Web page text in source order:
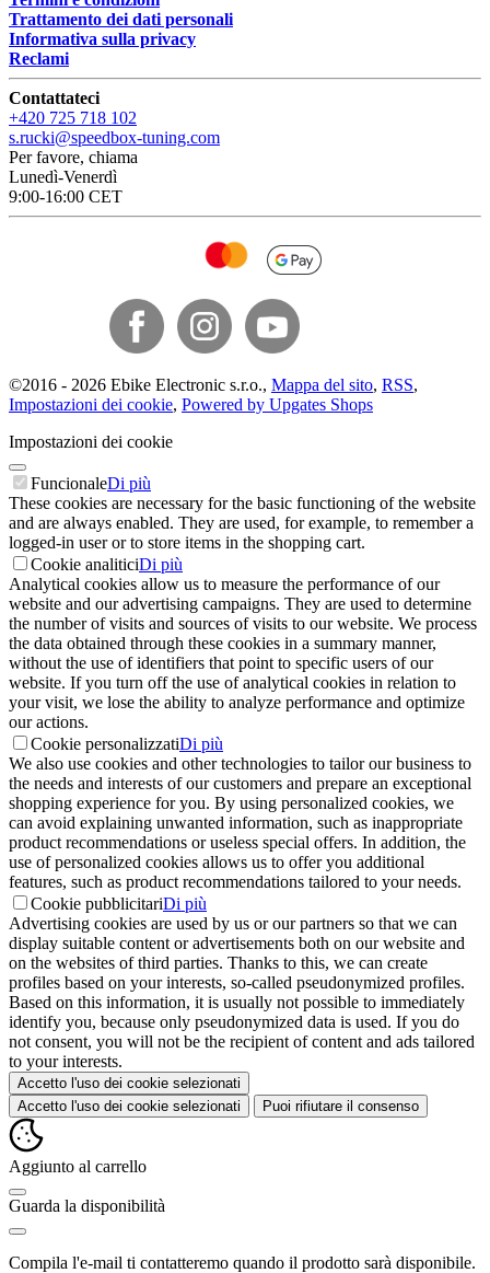
Trattamento dei dati personali
Informativa sulla privacy
Reclami
Contattateci
+420 725 718 102
s.rucki@speedbox-tuning.com
Per favore, chiama
Lunedì-Venerdì
9:00-16:00 CET
©2016 - 2026 Ebike Electronic s.r.o., Mappa del sito, RSS,
Impostazioni dei cookie, Powered by Upgates Shops
Impostazioni dei cookie
FuncionaleDi più
These cookies are necessary for the basic functioning of the website
and are always enabled. They are used, for example, to remember a
logged-in user or to store items in the shopping cart.
Cookie analiticiDi più
Analytical cookies allow us to measure the performance of our
website and our advertising campaigns. They are used to determine
the number of visits and sources of visits to our website. We process
the data obtained through these cookies in a summary manner,
without the use of identifiers that point to specific users of our
website. If you turn off the use of analytical cookies in relation to
your visit, we lose the ability to analyze performance and optimize
our actions.
Cookie personalizzatiDi più
We also use cookies and other technologies to tailor our business to
the needs and interests of our customers and prepare an exceptional
shopping experience for you. By using personalized cookies, we
can avoid explaining unwanted information, such as inappropriate
product recommendations or useless special offers. In addition, the
use of personalized cookies allows us to offer you additional
features, such as product recommendations tailored to your needs.
Cookie pubblicitariDi più
Advertising cookies are used by us or our partners so that we can
display suitable content or advertisements both on our website and
on the websites of third parties. Thanks to this, we can create
profiles based on your interests, so-called pseudonymized profiles.
Based on this information, it is usually not possible to immediately
identify you, because only pseudonymized data is used. If you do
not consent, you will not be the recipient of content and ads tailored
to your interests.
Accetto l'uso dei cookie selezionati
Accetto l'uso dei cookie selezionati
Puoi rifiutare il consenso
Aggiunto al carrello
Guarda la disponibilità
Compila l'e-mail ti contatteremo quando il prodotto sarà disponibile.